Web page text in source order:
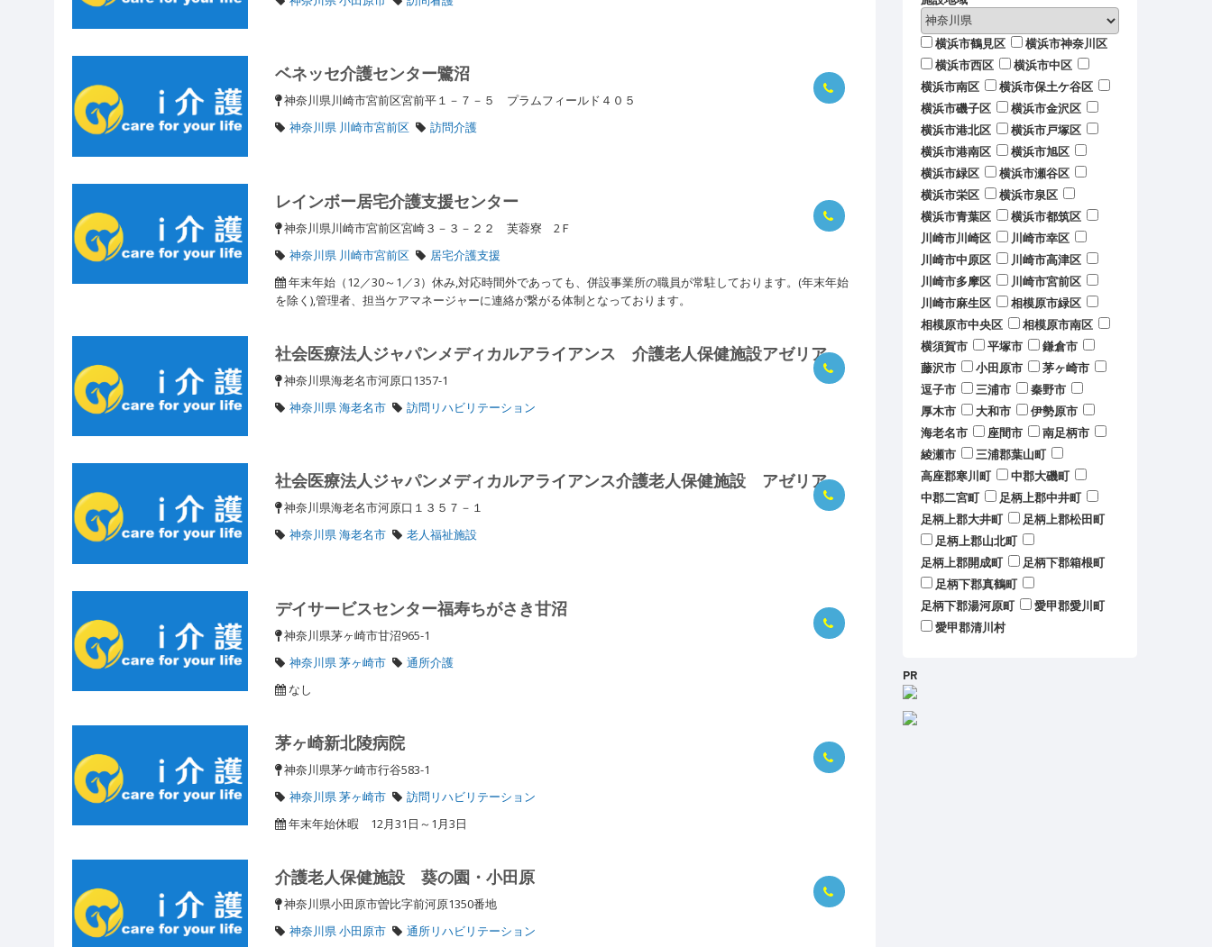
ベネッセ介護センター鷺沼
神奈川県川崎市宮前区宮前平１－７－５ プラムフィールド４０５
神奈川県 川崎市宮前区
訪問介護
レインボー居宅介護支援センター
神奈川県川崎市宮前区宮崎３－３－２２ 芙蓉寮 2Ｆ
神奈川県 川崎市宮前区
居宅介護支援
年末年始（12／30～1／3）休み,対応時間外であっても、併設事業所の職員が常駐しております。(年末年始
を除く),管理者、担当ケアマネージャーに連絡が繋がる体制となっております。
社会医療法人ジャパンメディカルアライアンス 介護老人保健施設アゼリア
神奈川県海老名市河原口1357-1
神奈川県 海老名市
訪問リハビリテーション
社会医療法人ジャパンメディカルアライアンス介護老人保健施設 アゼリア
神奈川県海老名市河原口１３５７－１
神奈川県 海老名市
老人福祉施設
デイサービスセンター福寿ちがさき甘沼
神奈川県茅ヶ崎市甘沼965-1
神奈川県 茅ヶ崎市
通所介護
なし
茅ヶ崎新北陵病院
神奈川県茅ケ崎市行谷583-1
神奈川県 茅ヶ崎市
訪問リハビリテーション
年末年始休暇 12月31日～1月3日
介護老人保健施設 葵の園・小田原
神奈川県小田原市曽比字前河原1350番地
神奈川県 小田原市
通所リハビリテーション
横浜市鶴見区
横浜市神奈川区
横浜市西区
横浜市中区
横浜市南区
横浜市保土ケ谷区
横浜市磯子区
横浜市金沢区
横浜市港北区
横浜市戸塚区
横浜市港南区
横浜市旭区
横浜市緑区
横浜市瀬谷区
横浜市栄区
横浜市泉区
横浜市青葉区
横浜市都筑区
川崎市川崎区
川崎市幸区
川崎市中原区
川崎市高津区
川崎市多摩区
川崎市宮前区
川崎市麻生区
相模原市緑区
相模原市中央区
相模原市南区
横須賀市
平塚市
鎌倉市
藤沢市
小田原市
茅ヶ崎市
逗子市
三浦市
秦野市
厚木市
大和市
伊勢原市
海老名市
座間市
南足柄市
綾瀬市
三浦郡葉山町
高座郡寒川町
中郡大磯町
中郡二宮町
足柄上郡中井町
足柄上郡大井町
足柄上郡松田町
足柄上郡山北町
足柄上郡開成町
足柄下郡箱根町
足柄下郡真鶴町
足柄下郡湯河原町
愛甲郡愛川町
愛甲郡清川村
PR